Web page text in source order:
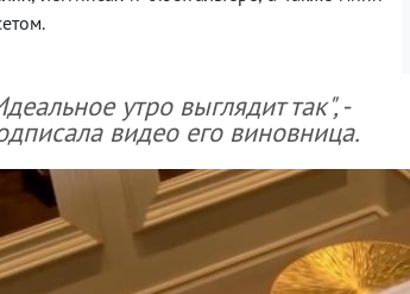
утро выглядит так", -
видео его виновница.